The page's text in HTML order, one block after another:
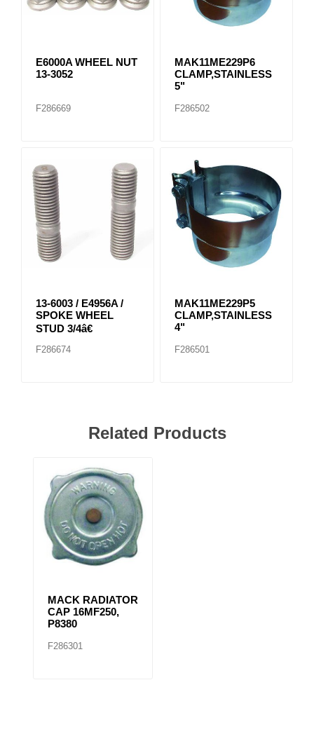
E6000A WHEEL NUT
13-3052
F286669
MAK11ME229P6
CLAMP,STAINLESS
5"
F286502
13-6003 / E4956A /
SPOKE WHEEL
STUD 3/4â€
F286674
MAK11ME229P5
CLAMP,STAINLESS
4"
F286501
Related Products
MACK RADIATOR
CAP 16MF250,
P8380
F286301